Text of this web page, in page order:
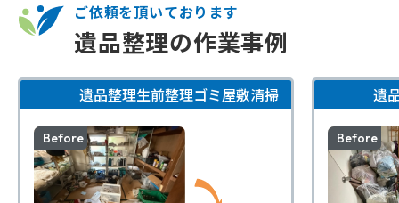
ご依頼を頂いております
遺品整理の作業事例
遺品整理生前整理ゴミ屋敷清掃
Before
遺
Before